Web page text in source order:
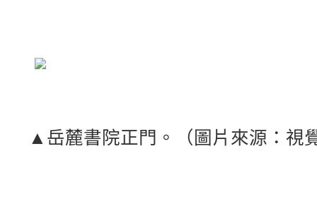
▲岳麓書院正門。（圖片來源：視